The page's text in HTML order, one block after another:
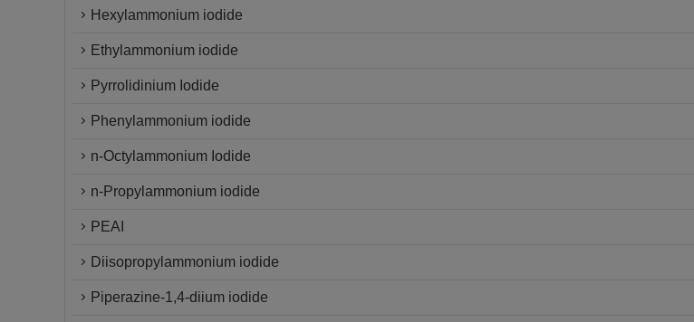
Hexylammonium iodide
Ethylammonium iodide
Pyrrolidinium Iodide
Phenylammonium iodide
n-Octylammonium Iodide
n-Propylammonium iodide
PEAI
Diisopropylammonium iodide
Piperazine-1,4-diium iodide